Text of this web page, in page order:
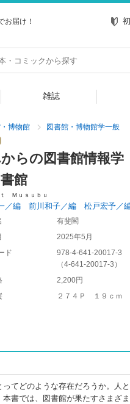
お届け！
雑誌
博物館 図書館・博物館学一般
らの図書館情報
館
ｔ Ｍｕｓｕｂｕ
／編 前川和子／編 松戸宏予／
有斐閣
2025年5月
ド
978-4-641-20017-3
（4-641-20017-3 ）
2,200円
２７４Ｐ １９ｃｍ
ってどのような存在だろうか。人
本書では、図書館が果たすさまざ